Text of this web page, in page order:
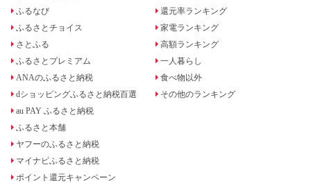
ふるなび
ふるさとチョイス
さとふる
ふるさとプレミアム
ANAのふるさと納税
dショッピングふるさと納税百選
au PAY ふるさと納税
ふるさと本舗
ヤフーのふるさと納税
マイナビふるさと納税
ポイント還元キャンペーン
還元率ランキング
家電ランキング
高額ランキング
一人暮らし
食べ物以外
その他のランキング